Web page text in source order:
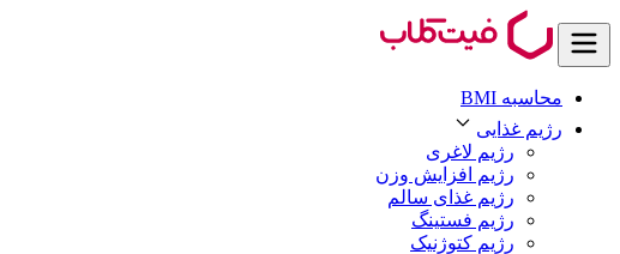
محاسبه BMI
رژیم غذایی
رژیم لاغری
رژیم افزایش وزن
رژیم غذای سالم
رژیم فستینگ
رژیم کتوژنیک